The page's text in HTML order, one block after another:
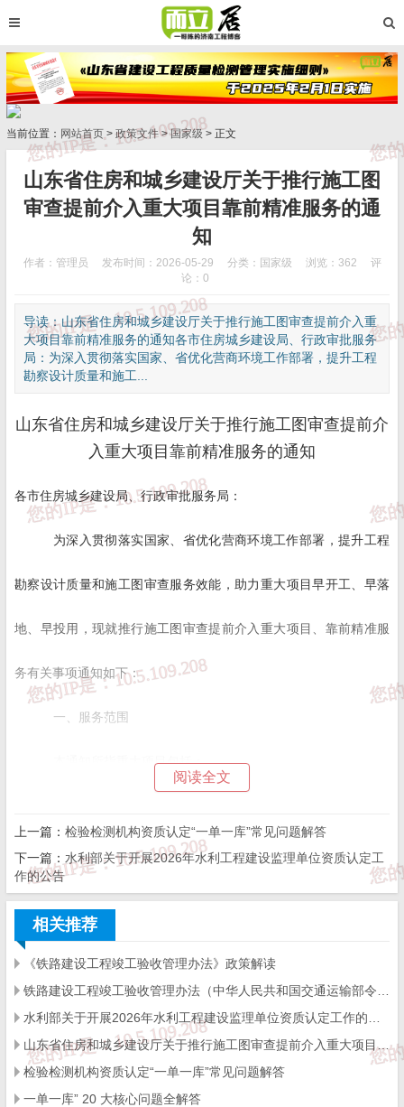
当前位置： 网站首页 > 政策文件>国家级> 正文
山东省住房和城乡建设厅关于推行施工图
审查提前介入重大项目靠前精准服务的通
知
作者：管理员 发布时间：2026-05-29 分类： 国家级 浏览：362
评
论：0
导读：山东省住房和城乡建设厅关于推行施工图审查提前介入重
大项目靠前精准服务的通知各市住房城乡建设局、行政审批服务
局：为深入贯彻落实国家、省优化营商环境工作部署，提升工程
勘察设计质量和施工...
山东省住房和城乡建设厅关于推行施工图审查提前介
入重大项目靠前精准服务的通知
各市住房城乡建设局、行政审批服务局：
为深入贯彻落实国家、省优化营商环境工作部署，提升工程
勘察设计质量和施工图审查服务效能，助力重大项目早开工、早落
地、早投用，现就推行施工图审查提前介入重大项目、靠前精准服
务有关事项通知如下：
一、服务范围
本通知所指重大项目包括：
施项目。
（二）需开展初步设计审查的政府投资大型房屋建筑和市政
基础设施项目。
（三）需进行超限高层建筑工程抗震设防专项审查的项目。
二、服务方式
（一）嵌入审查环节。各级负责施工图审查工作任务分配的
阅读全文
上一篇： 检验检测机构资质认定“一单一库”常见问题解答
下一篇： 水利部关于开展2026年水利工程建设监理单位资质认定工
作的公告
相关推荐
《铁路建设工程竣工验收管理办法》政策解读
山东省住房和城乡建设厅关于推行施工图审查提前介入重大项目靠前精准服务的通知
检验检测机构资质认定“一单一库”常见问题解答
一单一库” 20 大核心问题全解答